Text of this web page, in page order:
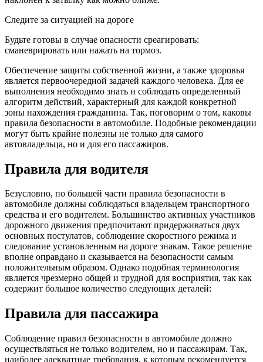
Следите за ситуацией на дороге
Будьте готовы в случае опасности среагировать:
сманеврировать или нажать на тормоз.
Обеспечение защиты собственной жизни, а также здоровья
является первоочередной задачей каждого человека. Для ее
выполнения необходимо знать и соблюдать определенный
алгоритм действий, характерный для каждой конкретной
зоны нахождения гражданина. Так, поговорим о том, каковы
правила безопасности в автомобиле. Подобные рекомендации
могут быть крайне полезны не только для самого
автовладельца, но и для его пассажиров.
Правила для водителя
Безусловно, по большей части правила безопасности в
автомобиле должны соблюдаться владельцем транспортного
средства и его водителем. Большинство активных участников
дорожного движения предпочитают придерживаться двух
основных постулатов, соблюдение скоростного режима и
следование установленным на дороге знакам. Такое решение
вполне оправдано и сказывается на безопасности самым
положительным образом. Однако подобная терминология
является чрезмерно общей и трудной для восприятия, так как
содержит большое количество следующих деталей:
Правила для пассажира
Соблюдение правил безопасности в автомобиле должно
осуществляться не только водителем, но и пассажирам. Так,
наиболее адекватные требования, к которым рекомендуется